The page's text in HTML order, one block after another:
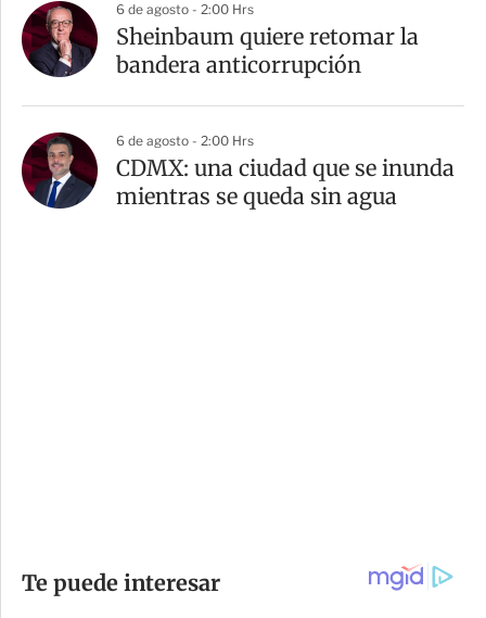
6 de agosto - 2:00 Hrs
Sheinbaum quiere retomar la
bandera anticorrupción
6 de agosto - 2:00 Hrs
CDMX: una ciudad que se inunda
mientras se queda sin agua